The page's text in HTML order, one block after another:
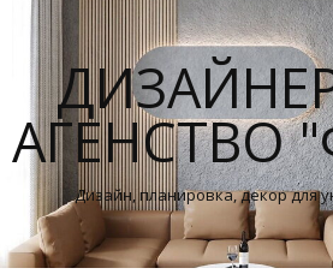
АГЕНСТВО
Дизайн, планировка, декор для